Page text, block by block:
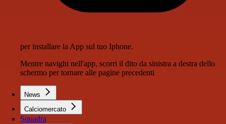
per installare la App sul tuo Iphone.
Mentre navighi nell'app, scorri il dito da sinistra a destra dello
schermo per tornare alle pagine precedenti
News
Calciomercato
Squadra